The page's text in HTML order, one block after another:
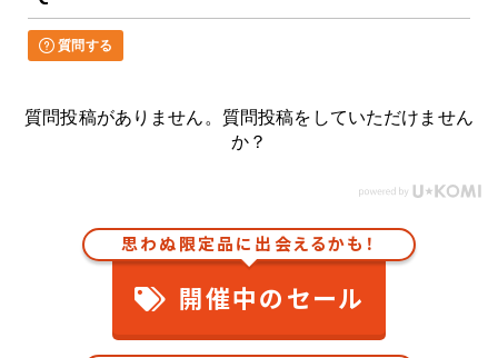
質問する
質問投稿がありません。質問投稿をしていただけません
か？
思わぬ限定品に出会えるかも！
開催中のセール